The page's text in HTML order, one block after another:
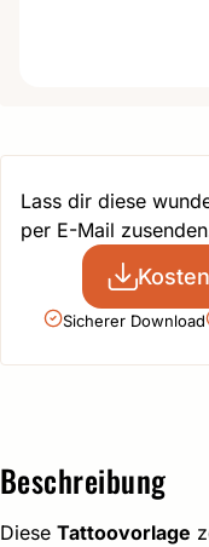
Lass dir diese
per E-Mail
Sicherer Download
Beschreibung
Diese Tattoovorlage